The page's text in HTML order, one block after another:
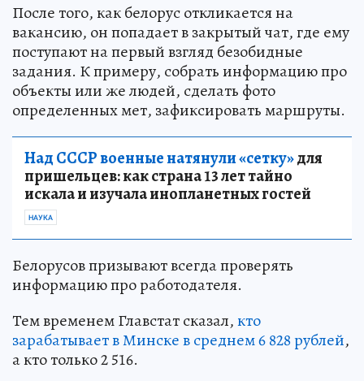
После того, как белорус откликается на
вакансию, он попадает в закрытый чат, где ему
поступают на первый взгляд безобидные
задания. К примеру, собрать информацию про
объекты или же людей, сделать фото
определенных мет, зафиксировать маршруты.
Над СССР военные натянули «сетку»для
пришельцев: как страна 13 лет тайно
искала и изучала инопланетных гостей
НАУКА
Белорусов призывают всегда проверять
информацию про работодателя.
Тем временем Главстат сказал,кто
зарабатывает в Минске в среднем 6 828 рублей,
а кто только 2 516.